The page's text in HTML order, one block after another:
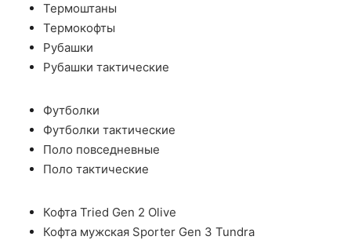
Термоштаны
Термокофты
Рубашки
Рубашки тактические
Футболки
Футболки тактические
Поло повседневные
Поло тактические
Кофта Tried Gen 2 Olive
Кофта мужская Sporter Gen 3 Tundra